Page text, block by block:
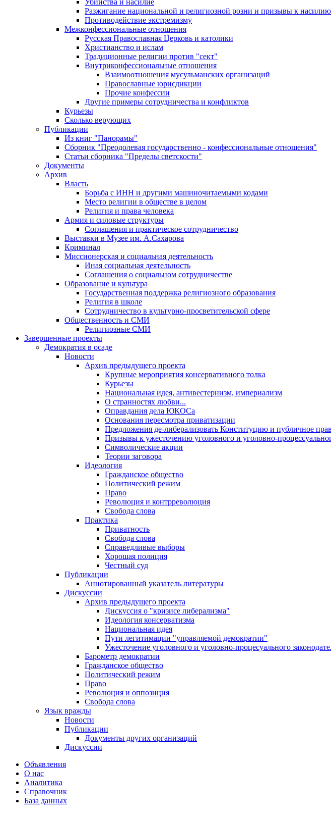
Убийства и насилие
Разжигание национальной и религиозной розни и призывы к насилию
Противодействие экстремизму
Межконфессиональные отношения
Русская Православная Церковь и католики
Христианство и ислам
Традиционные религии против "сект"
Внутриконфессиональные отношения
Взаимоотношения мусульманских организаций
Православные юрисдикции
Прочие конфессии
Другие примеры сотрудничества и конфликтов
Курьезы
Сколько верующих
Публикации
Из книг "Панорамы"
Сборник "Преодолевая государственно - конфессиональные отношения"
Статьи сборника "Пределы светскости"
Документы
Архив
Власть
Борьба с ИНН и другими машиночитаемыми кодами
Место религии в обществе в целом
Религия и права человека
Армия и силовые структуры
Соглашения и практическое сотрудничество
Выставки в Музее им. А.Сахарова
Криминал
Миссионерская и социальная деятельность
Иная социальная деятельность
Соглашения о социальном сотрудничестве
Образование и культура
Государственная поддержка религиозного образования
Религия в школе
Сотрудничество в культурно-просветительской сфере
Общественность и СМИ
Религиозные СМИ
Завершенные проекты
Демократия в осаде
Новости
Архив предыдущего проекта
Крупные мероприятия консервативного толка
Курьезы
Национальная идея, антивестернизм, империализм
О странностях любви...
Оправдания дела ЮКОСа
Основания пересмотра приватизации
Предложения де-либерализовать Конституцию и публичное
Призывы к ужесточению уголовного и уголовно-
Символические акции
Теории заговора
Идеология
Гражданское общество
Политический режим
Право
Революция и контрреволюция
Свобода слова
Практика
Приватность
Свобода слова
Справедливые выборы
Хорошая полиция
Честный суд
Публикации
Аннотированный указатель литературы
Дискуссии
Архив предыдущего проекта
Дискуссия о "кризисе либерализма"
Идеология консерватизма
Национальная идея
Пути легитимации "управляемой демократии"
Ужесточение уголовного и уголовно-процесуального
Барометр демократии
Гражданское общество
Политический режим
Право
Революция и оппозиция
Свобода слова
Язык вражды
Новости
Публикации
Документы других организаций
Дискуссии
Объявления
О нас
Аналитика
Справочник
База данных